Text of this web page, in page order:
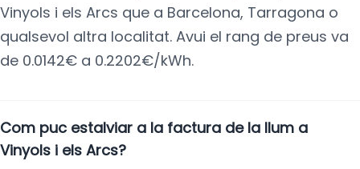
Vinyols i els Arcs que a Barcelona, Tarragona o
qualsevol altra localitat. Avui el rang de preus va
de 0.0142€ a 0.2202€/kWh.
Com puc estalviar a la factura de la llum a
Vinyols i els Arcs?